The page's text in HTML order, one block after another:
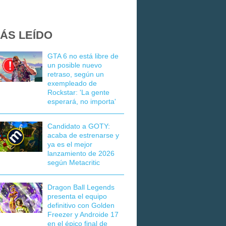
LEÍDO
GTA 6 no está libre de
un posible nuevo
retraso, según un
exempleado de
Rockstar: 'La gente
esperará, no importa'
Candidato a GOTY:
acaba de estrenarse y
ya es el mejor
lanzamiento de 2026
según Metacritic
Dragon Ball Legends
presenta el equipo
definitivo con Golden
Freezer y Androide 17
en el épico final de